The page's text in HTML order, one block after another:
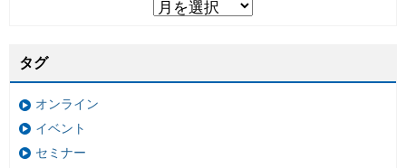
タグ
オンライン
イベント
セミナー